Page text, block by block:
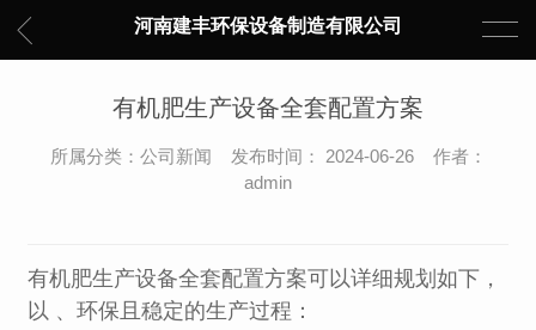
河南建丰环保设备制造有限公司
有机肥生产设备全套配置方案
所属分类：公司新闻 发布时间： 2024-06-26 作者：
admin
有机肥生产设备全套配置方案可以详细规划如下，
以 、环保且稳定的生产过程：